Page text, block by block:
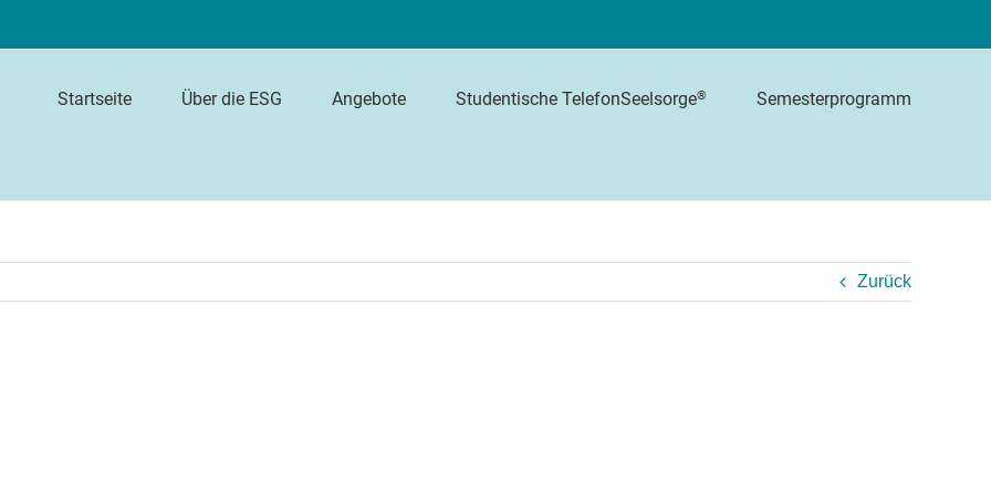
Startseite Über die ESG Angebote Studentische TelefonSeelsorge® Semesterprogramm
Zurück